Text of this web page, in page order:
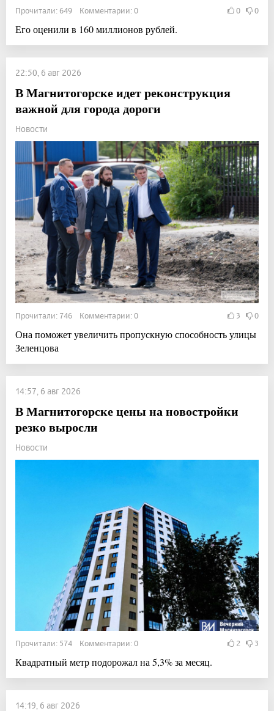
Прочитали: 649 Комментарии: 0 0 0
Его оценили в 160 миллионов рублей.
22:50, 6 авг 2026
В Магнитогорске идет реконструкция
важной для города дороги
Новости
Прочитали: 746 Комментарии: 0 3 0
Она поможет увеличить пропускную способность улицы
Зеленцова
14:57, 6 авг 2026
В Магнитогорске цены на новостройки
резко выросли
Новости
Прочитали: 574 Комментарии: 0 2 3
Квадратный метр подорожал на 5,3% за месяц.
14:19, 6 авг 2026